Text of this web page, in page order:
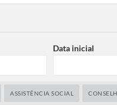
Data inicial
ASSISTÊNCIA SOCIAL